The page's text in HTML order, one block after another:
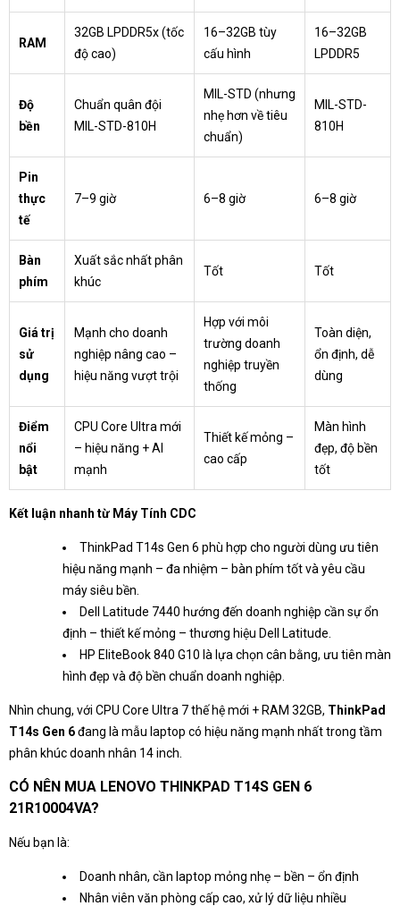
RAM
32GB LPDDR5x (tốc
độ cao)
16–32GB tùy
cấu hình
16–32GB
LPDDR5
Độ
bền
Chuẩn quân đội
MIL-STD-810H
MIL-STD (nhưng
nhẹ hơn về tiêu
chuẩn)
MIL-STD-
810H
Pin
thực
tế
7–9 giờ 6–8 giờ 6–8 giờ
Bàn
phím
Xuất sắc nhất phân
khúc
Tốt Tốt
Giá trị
sử
dụng
Mạnh cho doanh
nghiệp nâng cao –
hiệu năng vượt trội
Hợp với môi
trường doanh
nghiệp truyền
thống
Toàn diện,
ổn định, dễ
dùng
Điểm
nổi
bật
CPU Core Ultra mới
– hiệu năng + AI
mạnh
Thiết kế mỏng –
cao cấp
Màn hình
đẹp, độ bền
tốt
Kết luận nhanh từ Máy Tính CDC
ThinkPad T14s Gen 6 phù hợp cho người dùng ưu tiên
hiệu năng mạnh – đa nhiệm – bàn phím tốt và yêu cầu
máy siêu bền.
Dell Latitude 7440 hướng đến doanh nghiệp cần sự ổn
định – thiết kế mỏng – thương hiệu Dell Latitude.
HP EliteBook 840 G10 là lựa chọn cân bằng, ưu tiên màn
hình đẹp và độ bền chuẩn doanh nghiệp.
Nhìn chung, với CPU Core Ultra 7 thế hệ mới + RAM 32GB, ThinkPad
T14s Gen 6đang là mẫu laptop có hiệu năng mạnh nhất trong tầm
phân khúc doanh nhân 14 inch.
CÓ NÊN MUA LENOVO THINKPAD T14S GEN 6
21R10004VA?
Nếu bạn là:
Doanh nhân, cần laptop mỏng nhẹ – bền – ổn định
Nhân viên văn phòng cấp cao, xử lý dữ liệu nhiều